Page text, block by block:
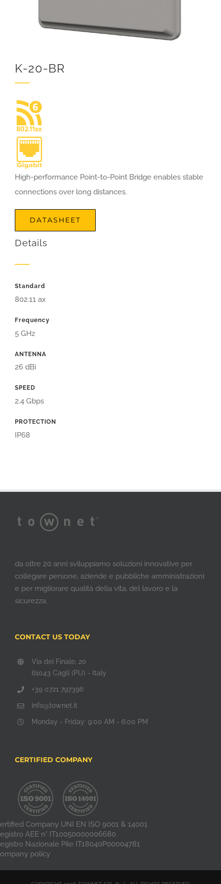
K-20-BR
High-performance Point-to-Point Bridge enables stable
connections over long distances.
DATASHEET
Details
Standard
802.11 ax
Frequency
5 GHz
ANTENNA
26 dBi
SPEED
2.4 Gbps
PROTECTION
IP68
da oltre 20 anni sviluppiamo soluzioni innovative per
collegare persone, aziende e pubbliche amministrazioni
e per migliorare qualità della vita, del lavoro e la
sicurezza.
CONTACT US TODAY
Via dei Finale, 20
61043 Cagli (PU) - Italy
+39 0721 797396
info@townet.it
Monday - Friday: 9:00 AM - 6:00 PM
CERTIFIED COMPANY
Company UNI EN ISO 9001 & 14001
AEE n° IT10050000006680
Nazionale Pile IT18040P00004781
policy